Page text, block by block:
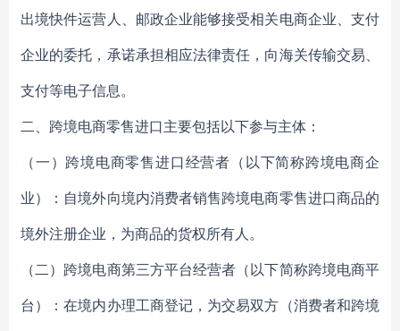
出境快件运营人、邮政企业能够接受相关电商企业、支付
企业的委托，承诺承担相应法律责任，向海关传输交易、
支付等电子信息。
二、跨境电商零售进口主要包括以下参与主体：
（一）跨境电商零售进口经营者（以下简称跨境电商企
业）：自境外向境内消费者销售跨境电商零售进口商品的
境外注册企业，为商品的货权所有人。
（二）跨境电商第三方平台经营者（以下简称跨境电商平
台）：在境内办理工商登记，为交易双方（消费者和跨境